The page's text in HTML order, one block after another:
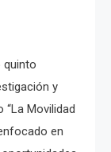
quinto
y
Movilidad
en